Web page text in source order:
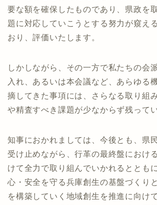
要な額を確保したものであり、県政を
題に対応していこうとする努力が窺え
おり、評価いたします。
しかしながら、その一方で私たちの会
入れ、あるいは本会議など、あらゆる
摘してきた事項には、さらなる取り組
や精査すべき課題が少なからず残ってい
知事におかれましては、今後とも、県
受け止めながら、行革の最終盤におけ
けて全力で取り組んでいかれるととも
心・安全を守る兵庫創生の基盤づくり
を構築していく地域創生を推進に向け